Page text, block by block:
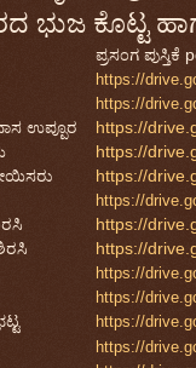
ಭುಜ ಕೊಟ್ಟ
ಪ್ರಸ೦ಗ ಪುಸ್ತಿಕೆ
https://
https://
ಉಪ್ಪೂರ
https://
https://
https://
https://
https://
https://
https://
https://
https://
https://